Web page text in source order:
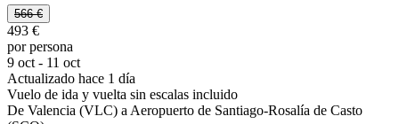
566 €
493 €
por persona
9 oct - 11 oct
Actualizado hace 1 día
Vuelo de ida y vuelta sin escalas incluido
De Valencia (VLC) a Aeropuerto de Santiago-Rosalía de Casto